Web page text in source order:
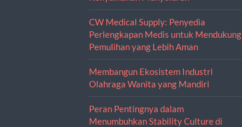
CW Medical Supply: Penyedia
Perlengkapan Medis untuk Mendukung
Pemulihan yang Lebih Aman
Membangun Ekosistem Industri
Olahraga Wanita yang Mandiri
Peran Pentingnya dalam
Menumbuhkan Stability Culture di